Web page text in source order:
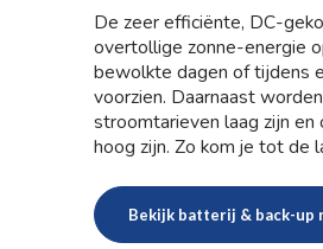
De zeer efficiënte, DC-
overtollige zonne-energie
bewolkte dagen of tijdens
voorzien. Daarnaast
stroomtarieven laag zijn
hoog zijn. Zo kom je tot de
Bekijk batterij & back-